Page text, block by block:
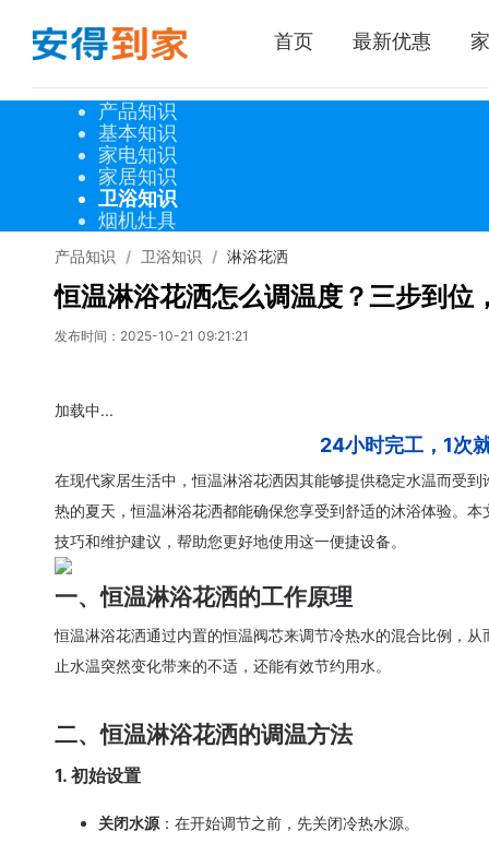
首页 最新优惠
产品知识
基本知识
家电知识
家居知识
卫浴知识
烟机灶具
产品知识 / 卫浴知识 / 淋浴花洒
恒温淋浴花洒怎么调温度？三步到位
发布时间： 2025-10-21 09:21:21
加载中...
24小时完工，1次
在现代家居生活中，恒温淋浴花洒因其能够提供稳定水温而受
热的夏天，恒温淋浴花洒都能确保您享受到舒适的沐浴体验。
技巧和维护建议，帮助您更好地使用这一便捷设备。
一、恒温淋浴花洒的工作原理
恒温淋浴花洒通过内置的恒温阀芯来调节冷热水的混合比例，
止水温突然变化带来的不适，还能有效节约用水。
二、恒温淋浴花洒的调温方法
1. 初始设置
关闭水源 ：在开始调节之前，先关闭冷热水源。